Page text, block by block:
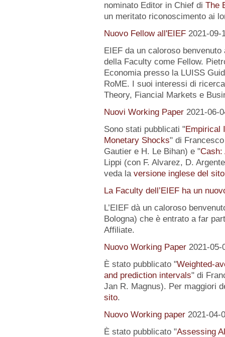
nominato Editor in Chief di The
un meritato riconoscimento ai
Nuovo Fellow all'EIEF 2021-09-
EIEF da un caloroso
della Faculty come Fellow.
Economia presso la LUISS
RoME. I suoi interessi di
Theory, Fiancial Markets e
Nuovi Working Paper 2021-06-
Sono stati pubblicati "Empirical
Monetary Shocks" di
Gautier e H. Le Bihan) e "Cash:
Lippi (con F. Alvarez, D.
veda la versione inglese del sito
La Faculty dell’EIEF ha un
L’EIEF dà un caloroso
Bologna) che è entrato a far
Affiliate.
Nuovo Working Paper 2021-05-
È stato pubblicato "Weighted-
and prediction intervals" di
Jan R. Magnus). Per maggiori
sito.
Nuovo Working paper 2021-04-
È stato pubblicato "Assessing